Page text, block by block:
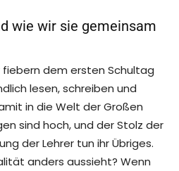
wie wir sie gemeinsam
dem ersten Schultag
lesen, schreiben und
in die Welt der Großen
sind hoch, und der Stolz der
der Lehrer tun ihr Übriges.
anders aussieht? Wenn